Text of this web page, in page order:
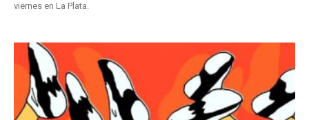
viernes en La Plata.